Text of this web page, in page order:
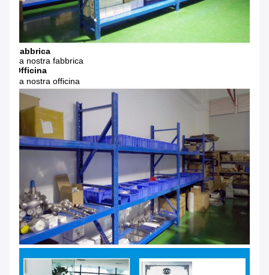
Fabbrica
La nostra fabbrica
Officina
La nostra officina